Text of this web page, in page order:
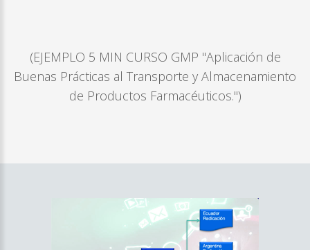
(EJEMPLO 5 MIN CURSO GMP "Aplicación de
Buenas Prácticas al Transporte y Almacenamiento
de Productos Farmacéuticos.")